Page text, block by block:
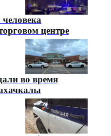
центре
во время